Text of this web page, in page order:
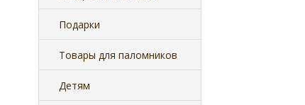
Подарки
Товары для паломников
Детям